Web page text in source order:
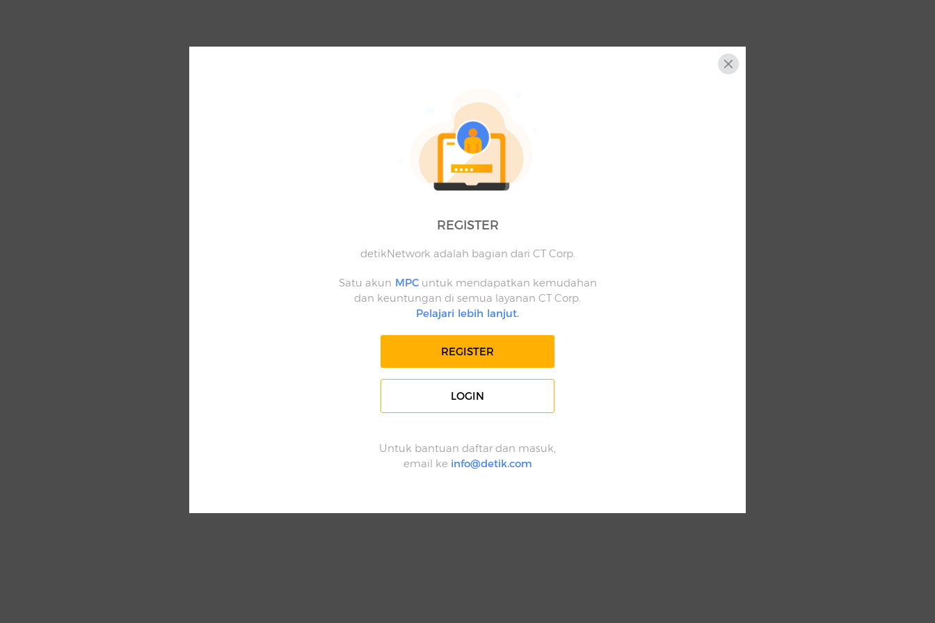
REGISTER
detikNetwork adalah bagian dari CT Corp.
Satu akun MPCuntuk mendapatkan kemudahan
dan keuntungan di semua layanan CT Corp.
Pelajari lebih lanjut.
REGISTER
LOGIN
Untuk bantuan daftar dan masuk,
email ke info@detik.com